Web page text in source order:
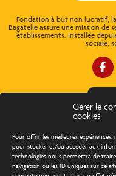
Gérer le
cookies
Pour offrir les meilleures expériences,
pour stocker et/ou accéder aux
technologies nous permettra de
navigation ou les ID uniques sur ce
Fondation à but non lucratif,
Bagatelle assure une mission de
établissements. Installée
sociale,
À propos
Découvrir les